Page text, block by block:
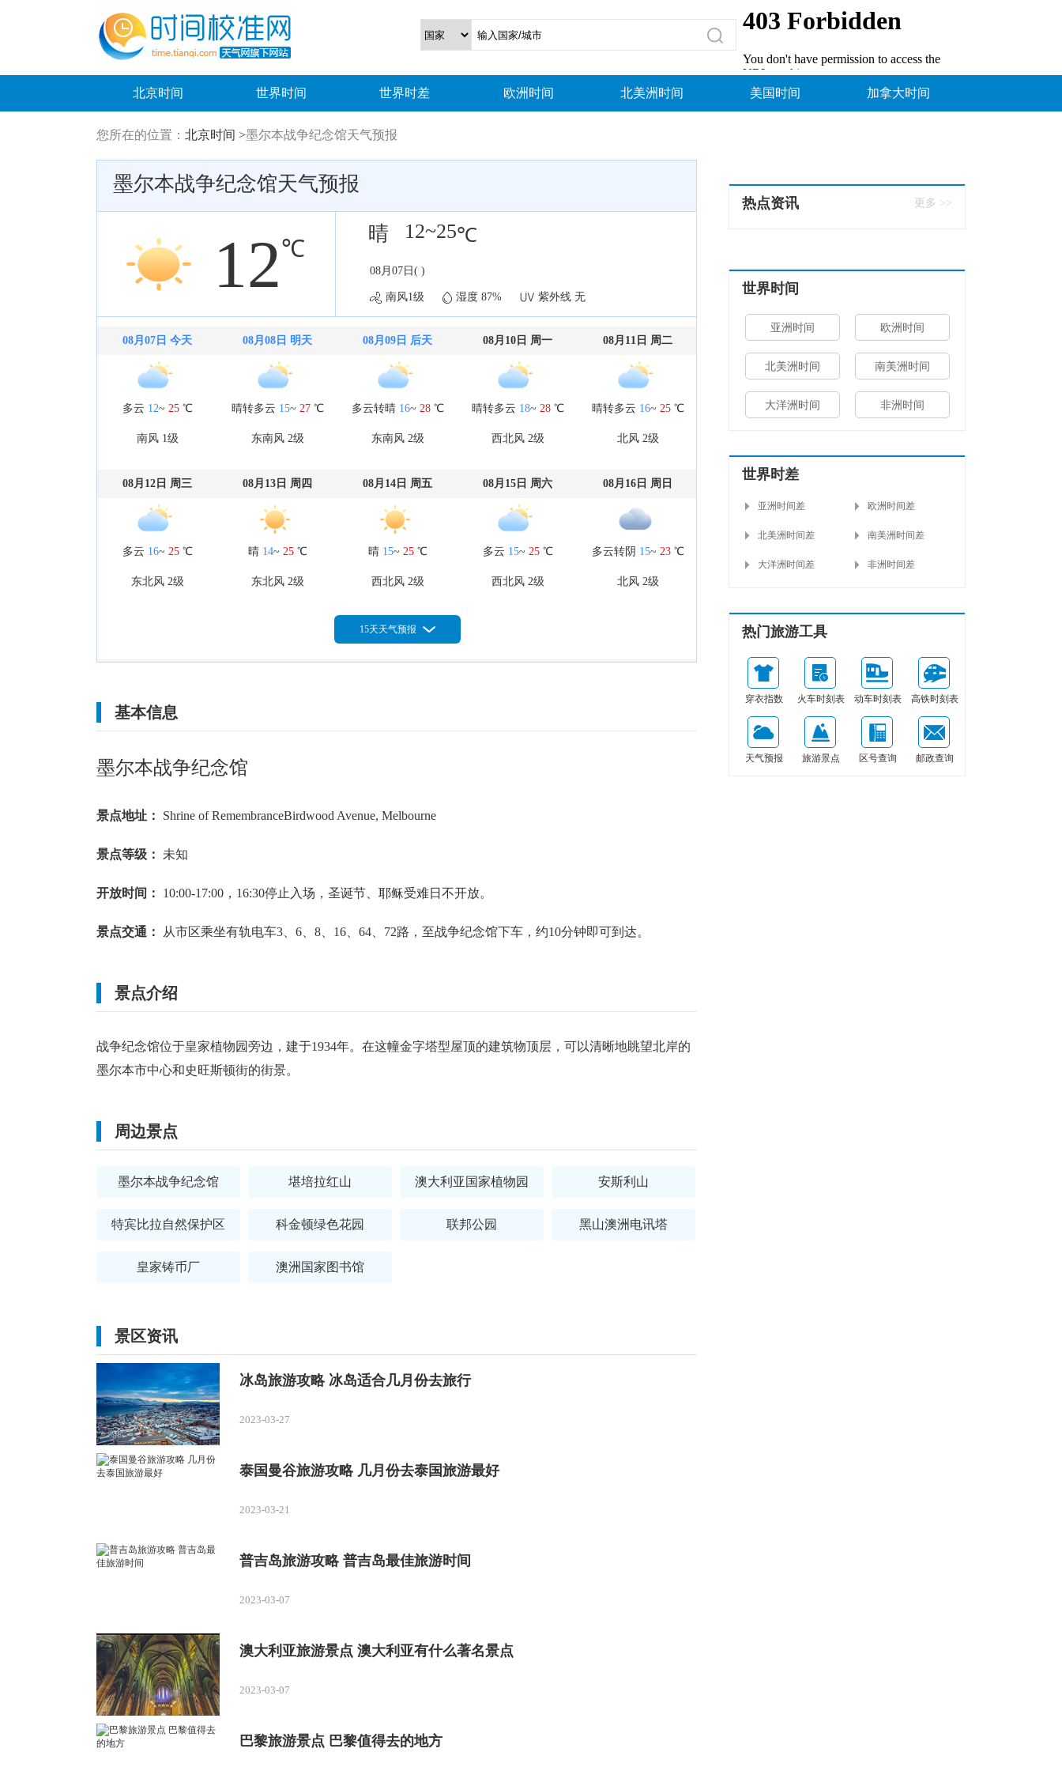
北京时间 世界时间 世界时差 欧洲时间 北美洲时间 美国时间 加拿大时间
您所在的位置： 北京时间 >墨尔本战争纪念馆天气预报
墨尔本战争纪念馆天气预报
12℃
晴 12~25℃
08月07日( )
南风1级 湿度 87% 紫外线 无
08月07日 今天
多云 12~ 25℃
南风 1级
08月08日 明天
晴转多云 15~ 27℃
东南风 2级
08月09日 后天
多云转晴 16~ 28℃
东南风 2级
08月10日 周一
晴转多云 18~ 28℃
西北风 2级
08月11日 周二
晴转多云 16~ 25℃
北风 2级
08月12日 周三
多云 16~ 25℃
东北风 2级
08月13日 周四
晴 14~ 25℃
东北风 2级
08月14日 周五
晴 15~ 25℃
西北风 2级
08月15日 周六
多云 15~ 25℃
西北风 2级
08月16日 周日
多云转阴 15~ 23℃
北风 2级
15天天气预报
北风 2级
基本信息
墨尔本战争纪念馆
景点地址： Shrine of RemembranceBirdwood Avenue, Melbourne
景点等级： 未知
开放时间： 10:00-17:00，16:30停止入场，圣诞节、耶稣受难日不开放。
景点交通： 从市区乘坐有轨电车3、6、8、16、64、72路，至战争纪念馆下车，约10分钟即可到达。
景点介绍
战争纪念馆位于皇家植物园旁边，建于1934年。在这幢金字塔型屋顶的建筑物顶层，可以清晰地眺望北岸的
墨尔本市中心和史旺斯顿街的街景。
周边景点
墨尔本战争纪念馆 堪培拉红山 澳大利亚国家植物园 安斯利山
特宾比拉自然保护区 科金顿绿色花园 联邦公园 黑山澳洲电讯塔
皇家铸币厂 澳洲国家图书馆
景区资讯
冰岛旅游攻略 冰岛适合几月份去旅行
2023-03-27
泰国曼谷旅游攻略 几月份去泰国旅游最好
2023-03-21
普吉岛旅游攻略 普吉岛最佳旅游时间
2023-03-07
澳大利亚旅游景点 澳大利亚有什么著名景点
2023-03-07
巴黎旅游景点 巴黎值得去的地方
热点资讯 更多 >>
世界时间
亚洲时间 欧洲时间
北美洲时间 南美洲时间
大洋洲时间 非洲时间
世界时差
亚洲时间差 欧洲时间差
北美洲时间差 南美洲时间差
大洋洲时间差 非洲时间差
热门旅游工具
穿衣指数 火车时刻表 动车时刻表 高铁时刻表
天气预报 旅游景点 区号查询 邮政查询